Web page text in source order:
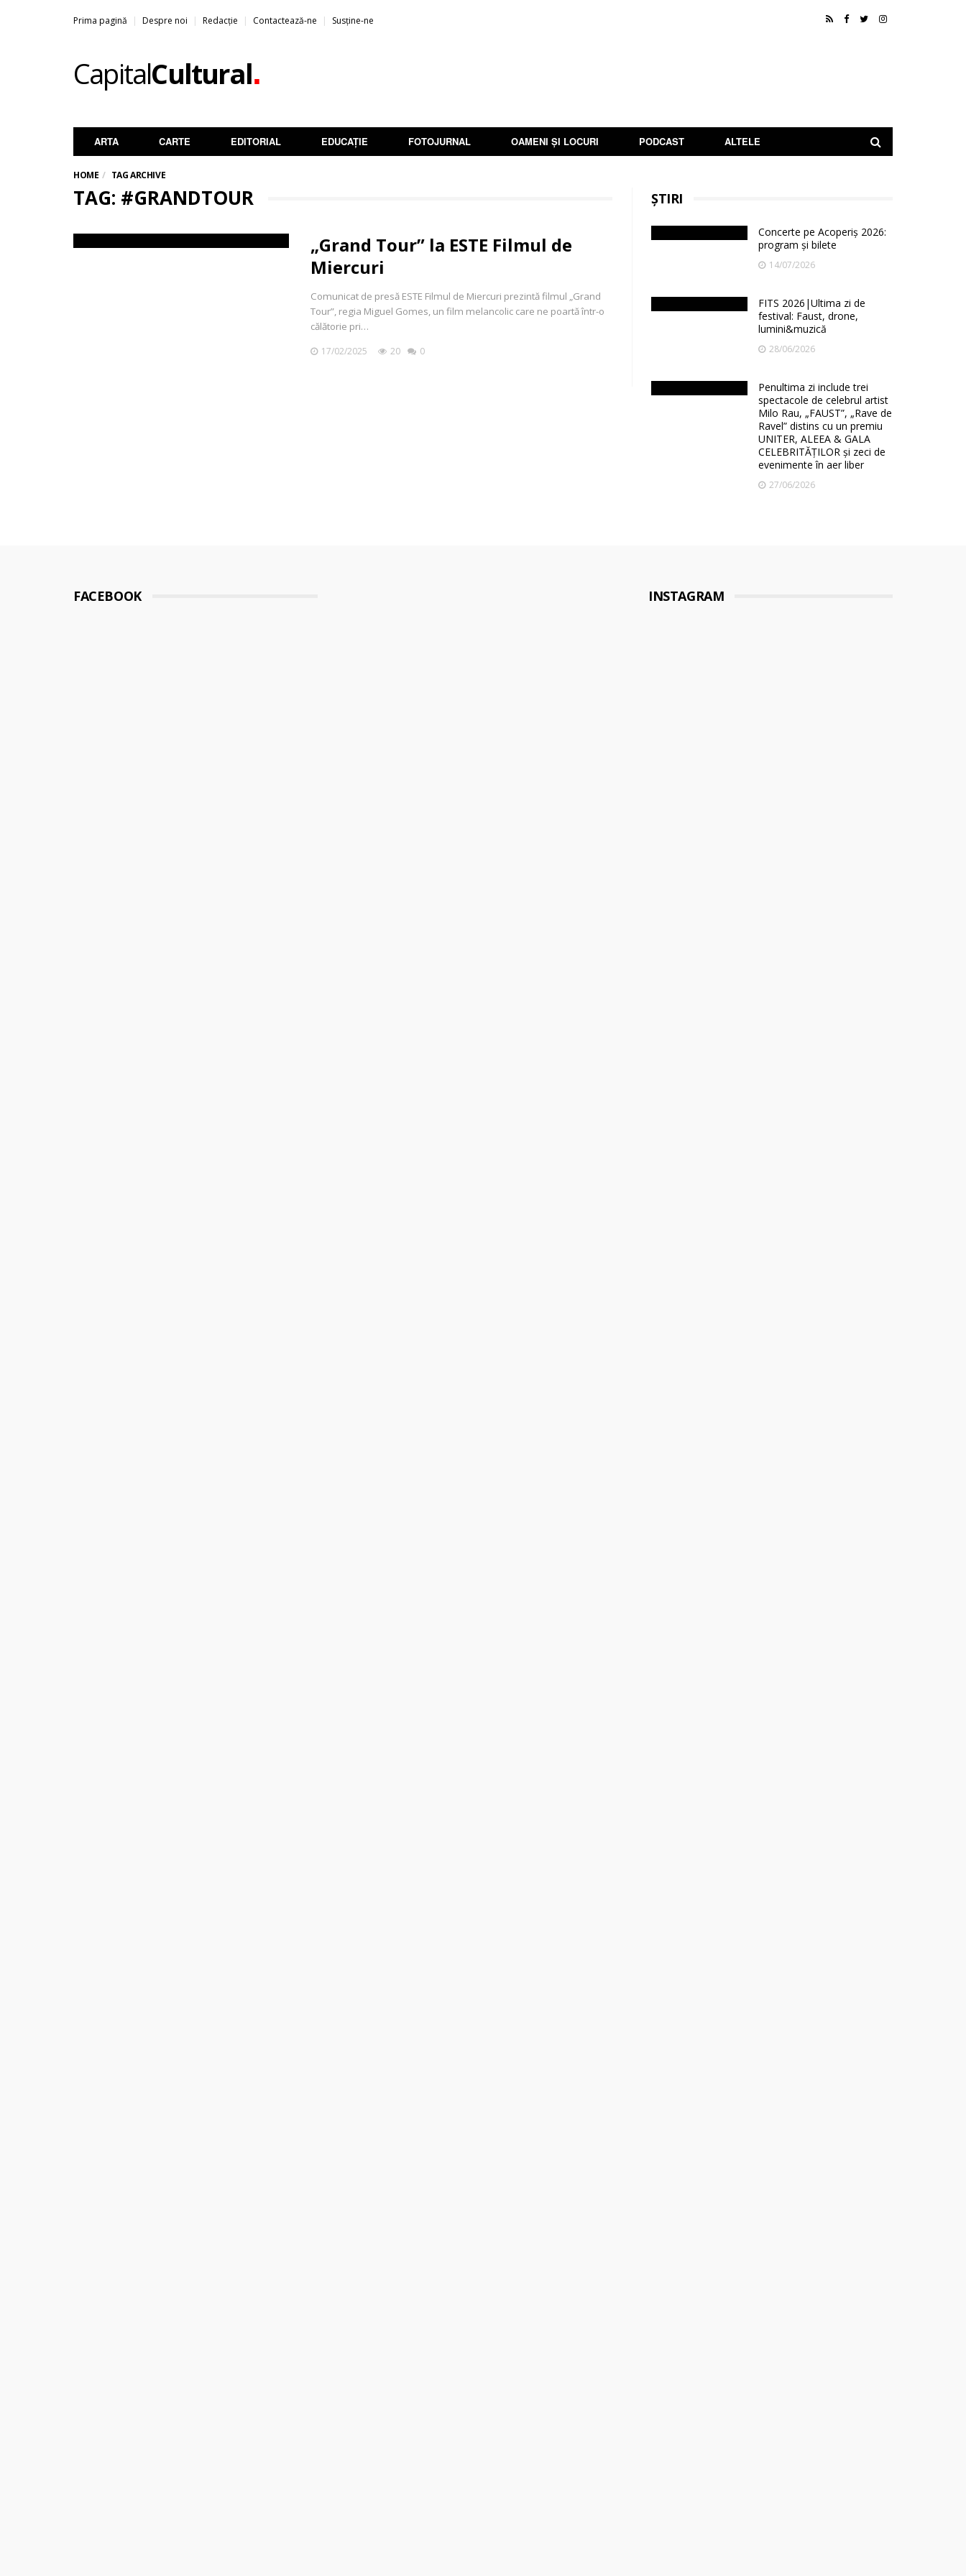
Prima pagină Despre noi Redacție Contactează-ne Susține-ne
CapitalCultural.
ARTA CARTE EDITORIAL EDUCAȚIE FOTOJURNAL OAMENI ȘI LOCURI PODCAST ALTELE
HOME TAG ARCHIVE
TAG: #GRANDTOUR
„Grand Tour” la ESTE Filmul de
Miercuri
Comunicat de presă ESTE Filmul de Miercuri prezintă filmul „Grand
Tour”, regia Miguel Gomes, un film melancolic care ne poartă într-o
călătorie pri…
17/02/2025 20 0
ȘTIRI
Concerte pe Acoperiș 2026:
program și bilete
14/07/2026
FITS 2026|Ultima zi de
festival: Faust, drone,
lumini&muzică
28/06/2026
Penultima zi include trei
spectacole de celebrul artist
Milo Rau, „FAUST”, „Rave de
Ravel” distins cu un premiu
UNITER, ALEEA & GALA
CELEBRITĂȚILOR și zeci de
evenimente în aer liber
27/06/2026
FACEBOOK INSTAGRAM